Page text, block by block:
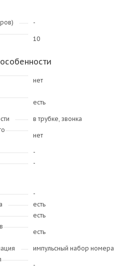
-
10
нет
есть
в трубке, звонка
нет
-
-
-
есть
есть
есть
импульсный набор номера
-